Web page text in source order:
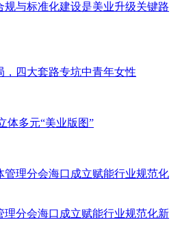
规与标准化建设是美业升级关键路
，四大套路专坑中青年女性
体多元“美业版图”
理分会海口成立赋能行业规范化新